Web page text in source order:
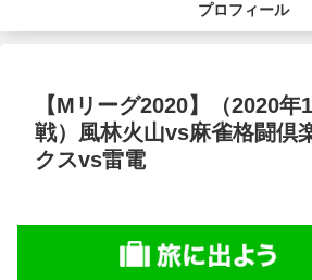
プロフィール
【Mリーグ2020】（2020年
戦）風林火山vs麻雀格闘倶
クスvs雷電